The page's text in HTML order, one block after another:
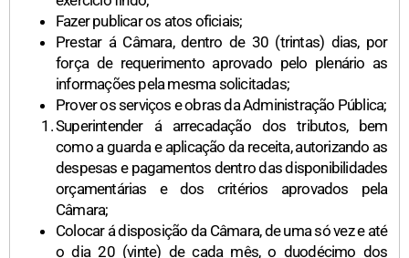
Fazer publicar os atos oficiais;
Prestar á Câmara, dentro de 30 (trintas) dias, por
força de requerimento aprovado pelo plenário as
informações pela mesma solicitadas;
Prover os serviços e obras da Administração Pública;
Superintender á arrecadação dos tributos, bem
como a guarda e aplicação da receita, autorizando as
despesas e pagamentos dentro das disponibilidades
orçamentárias e dos critérios aprovados pela
Câmara;
Colocar á disposição da Câmara, de uma só vez e até
o dia 20 (vinte) de cada mês, o duodécimo dos